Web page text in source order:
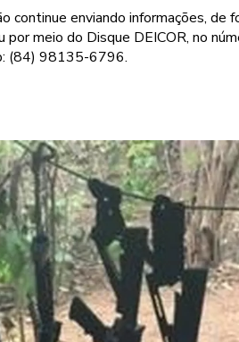
continue enviando informações, de
por meio do Disque DEICOR, no
(84) 98135-6796.